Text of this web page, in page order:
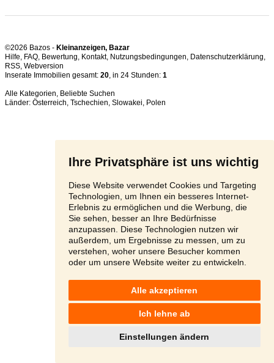
Ihre Privatsphäre ist uns wichtig
Diese Website verwendet Cookies und Targeting
Technologien, um Ihnen ein besseres Internet-
Erlebnis zu ermöglichen und die Werbung, die
Sie sehen, besser an Ihre Bedürfnisse
anzupassen. Diese Technologien nutzen wir
außerdem, um Ergebnisse zu messen, um zu
verstehen, woher unsere Besucher kommen
oder um unsere Website weiter zu entwickeln.
Alle akzeptieren
Ich lehne ab
Einstellungen ändern
©2026 Bazos - Kleinanzeigen, Bazar
Hilfe, FAQ, Bewertung, Kontakt, Nutzungsbedingungen, Datenschutzerklärung,
RSS,
Inserate Immobilien gesamt: 20, in 24 Stunden: 1
Alle Kategorien, Beliebte Suchen
Länder: Österreich, Tschechien, Slowakei, Polen